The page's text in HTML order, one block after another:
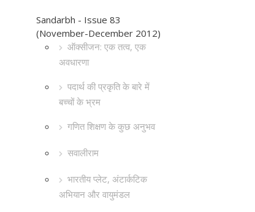
Sandarbh - Issue 83
(November-December 2012)
ऑक्सीजन: एक तत्व, एक
अवधारणा
पदार्थ की प्रकृति के बारे में
बच्चों के भ्रम
गणित शिक्षण के कुछ अनुभव
सवालीराम
भारतीय प्लेट, अंटार्कटिक
अभियान और वायुमंडल